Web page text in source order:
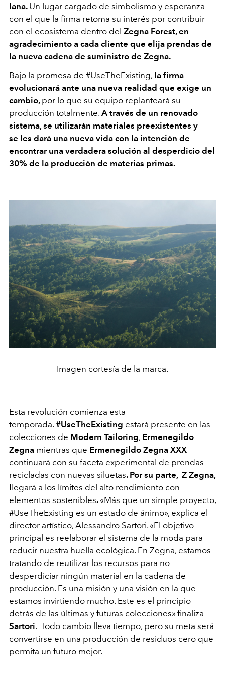
lana. Un lugar cargado de simbolismo y esperanza
con el que la firma retoma su interés por contribuir
con el ecosistema dentro del Zegna Forest, en
agradecimiento a cada cliente que elija prendas de
la nueva cadena de suministro de Zegna.
Bajo la promesa de #UseTheExisting, la firma
evolucionará ante una nueva realidad que exige un
cambio, por lo que su equipo replanteará su
producción totalmente. A través de un renovado
sistema, se utilizarán materiales preexistentes y
se les dará una nueva vida con la intención de
encontrar una verdadera solución al desperdicio del
30% de la producción de materias primas.
Imagen cortesía de la marca.
Esta revolución comienza esta
temporada. #UseTheExisting estará presente en las
colecciones de Modern Tailoring, Ermenegildo
Zegna mientras que Ermenegildo Zegna XXX
continuará con su faceta experimental de prendas
recicladas con nuevas siluetas. Por su parte, Z Zegna,
llegará a los límites del alto rendimiento con
elementos sostenibles. «Más que un simple proyecto,
#UseTheExisting es un estado de ánimo», explica el
director artístico, Alessandro Sartori. «El objetivo
principal es reelaborar el sistema de la moda para
reducir nuestra huella ecológica. En Zegna, estamos
tratando de reutilizar los recursos para no
desperdiciar ningún material en la cadena de
producción. Es una misión y una visión en la que
estamos invirtiendo mucho. Este es el principio
detrás de las últimas y futuras colecciones» finaliza
Sartori. Todo cambio lleva tiempo, pero su meta será
convertirse en una producción de residuos cero que
permita un futuro mejor.